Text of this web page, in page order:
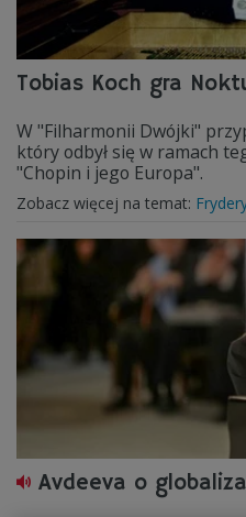
Tobias Koch gra
W "Filharmonii Dwójki"
który odbył się w ramach
"Chopin i jego Europa".
Zobacz więcej na temat:
Avdeeva o